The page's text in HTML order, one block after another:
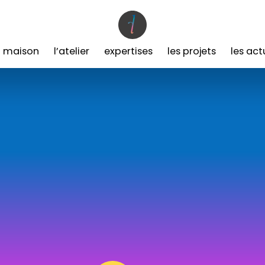
maison l’atelier expertises les projets les